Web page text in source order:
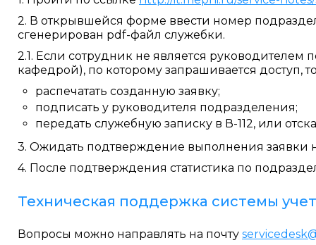
2. В открывшейся форме ввести номер
сгенерирован pdf-файл служебки.
2.1. Если сотрудник не является
кафедрой), по которому запрашивается доступ,
распечатать созданную заявку;
подписать у руководителя подразделения;
передать служебную записку в В-112, или
3. Ожидать подтверждение выполнения заявки
4. После подтверждения статистика по
Техническая поддержка системы
Вопросы можно направлять на почту